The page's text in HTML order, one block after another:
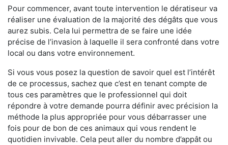
Pour commencer, avant toute intervention le dératiseur va
réaliser une évaluation de la majorité des dégâts que vous
aurez subis. Cela lui permettra de se faire une idée
précise de l’invasion à laquelle il sera confronté dans votre
local ou dans votre environnement.
Si vous vous posez la question de savoir quel est l’intérêt
de ce processus, sachez que c’est en tenant compte de
tous ces paramètres que le professionnel qui doit
répondre à votre demande pourra définir avec précision la
méthode la plus appropriée pour vous débarrasser une
fois pour de bon de ces animaux qui vous rendent le
quotidien invivable. Cela peut aller du nombre d’appât ou